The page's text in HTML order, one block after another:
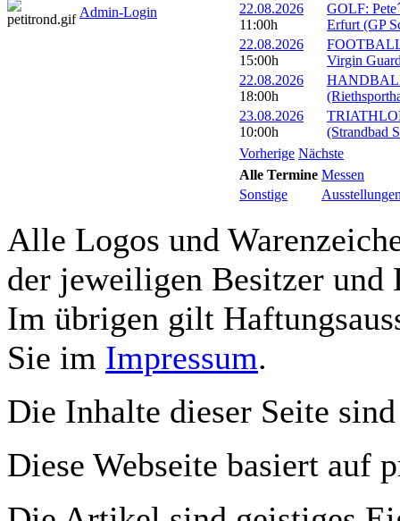
Admin-Login
22.08.2026
11:00h
GOLF:
Erfurt (GP
22.08.2026
15:00h
Virgin
22.08.2026
18:00h
23.08.2026
10:00h
(Strandbad
Vorherige Nächste
Alle Termine Messen
Sonstige
Alle Logos und
der jeweiligen Besitzer und
Im übrigen gilt
Sie im Impressum.
Die Inhalte dieser Seite
Diese Webseite basiert auf